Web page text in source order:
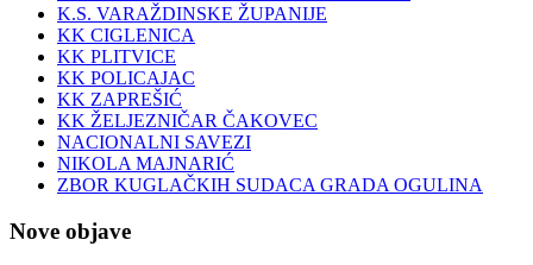
K.S. VARAŽDINSKE ŽUPANIJE
KK CIGLENICA
KK PLITVICE
KK POLICAJAC
KK ZAPREŠIĆ
KK ŽELJEZNIČAR ČAKOVEC
NACIONALNI SAVEZI
NIKOLA MAJNARIĆ
ZBOR KUGLAČKIH SUDACA GRADA OGULINA
Nove objave